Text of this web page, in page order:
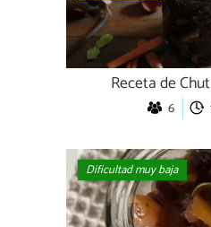
Receta de
6
Dificultad muy baja